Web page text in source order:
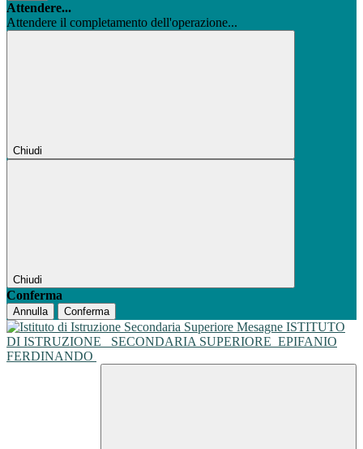
Attendere...
Attendere il completamento dell'operazione...
Chiudi
Chiudi
Conferma
Annulla Conferma
ISTITUTO
DI ISTRUZIONE
SECONDARIA SUPERIORE EPIFANIO
FERDINANDO